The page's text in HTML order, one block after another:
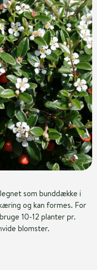
som bunddække i
og kan formes. For
10-12 planter pr.
blomster.